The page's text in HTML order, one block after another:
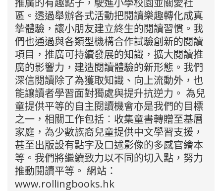
區。透過舉辦各式活動把閱讀樂趣轉化成真
摰體驗，讓小朋友建立終生的閱讀習慣。我
們也通過與各類型機構合作試驗創新的閱讀
項目，推廣可持續發展的知識，擴大閱讀推
廣的影響力，建造閱讀體驗的新形態。我們
深信閱讀除了為獲取知識、向上流動外，也
能讓讀者學習面對獨處與提升抗逆力。 為兒
童提供平等的自主閱讀機會亦是我們的目標
之一，相關工作包括︰收集童書轉贈至基層
家庭，為少數族裔兒童提供中文學習支援，
甚至出版設有點字及口述影像的多感官繪本
等。我們將繼續致力以不同的切入點，努力
推動閱讀平等。 網站：
www.rollingbooks.hk